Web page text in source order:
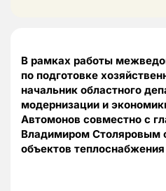
В рамках работы
по подготовке
начальник областного
модернизации и
Автомонов совместно с
Владимиром Столяровым
объектов